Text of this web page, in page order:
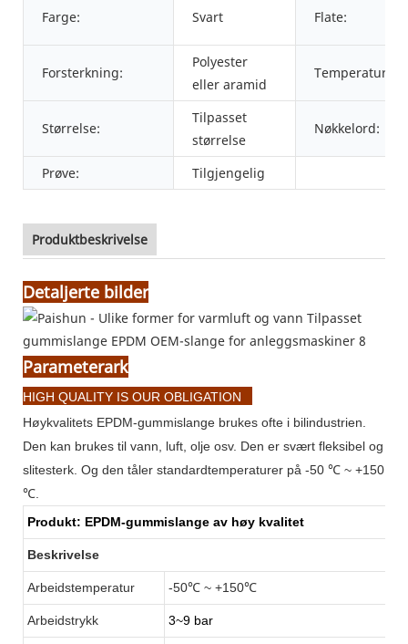
Farge: Svart Flate:
Forsterkning:
Polyester
eller aramid
Temperatur:
Størrelse:
Tilpasset
størrelse
Nøkkelord:
Prøve: Tilgjengelig
Produktbeskrivelse
Detaljerte bilder
Parameterark
HIGH QUALITY IS OUR OBLIGATION
Høykvalitets EPDM-gummislange brukes ofte i bilindustrien.
Den kan brukes til vann, luft, olje osv. Den er svært fleksibel og
slitesterk. Og den tåler standardtemperaturer på -50 ℃ ~ +150
℃.
Produkt: EPDM-gummislange av høy kvalitet
Beskrivelse
Arbeidstemperatur -50℃ ~ +150℃
Arbeidstrykk 3~9 bar